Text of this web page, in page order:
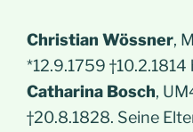
Christian Wössner,
*12.9.1759
Catharina Bosch,
†20.8.1828. Seine